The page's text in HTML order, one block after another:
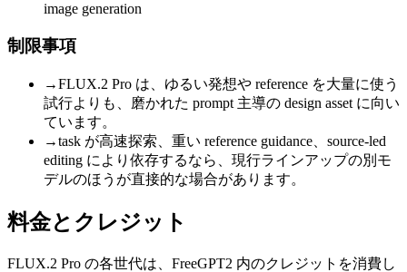
image generation
制限事項
→FLUX.2 Pro は、ゆるい発想や reference を大量に使う
試行よりも、磨かれた prompt 主導の design asset に向い
ています。
→task が高速探索、重い reference guidance、source-led
editing により依存するなら、現行ラインアップの別モ
デルのほうが直接的な場合があります。
料金とクレジット
FLUX.2 Pro の各世代は、FreeGPT2 内のクレジットを消費し